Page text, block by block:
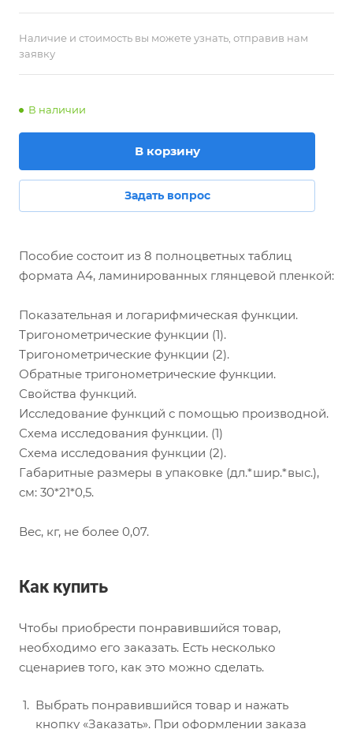
Наличие и стоимость вы можете узнать, отправив нам
заявку
В наличии
В корзину
Задать вопрос
Пособие состоит из 8 полноцветных таблиц
формата А4, ламинированных глянцевой пленкой:
Показательная и логарифмическая функции.
Тригонометрические функции (1).
Тригонометрические функции (2).
Обратные тригонометрические функции.
Свойства функций.
Исследование функций с помощью производной.
Схема исследования функции. (1)
Схема исследования функции (2).
Габаритные размеры в упаковке (дл.*шир.*выс.),
см: 30*21*0,5.
Вес, кг, не более 0,07.
Как купить
Чтобы приобрести понравившийся товар,
необходимо его заказать. Есть несколько
сценариев того, как это можно сделать.
Выбрать понравившийся товар и нажать
кнопку «Заказать». При оформлении заказа